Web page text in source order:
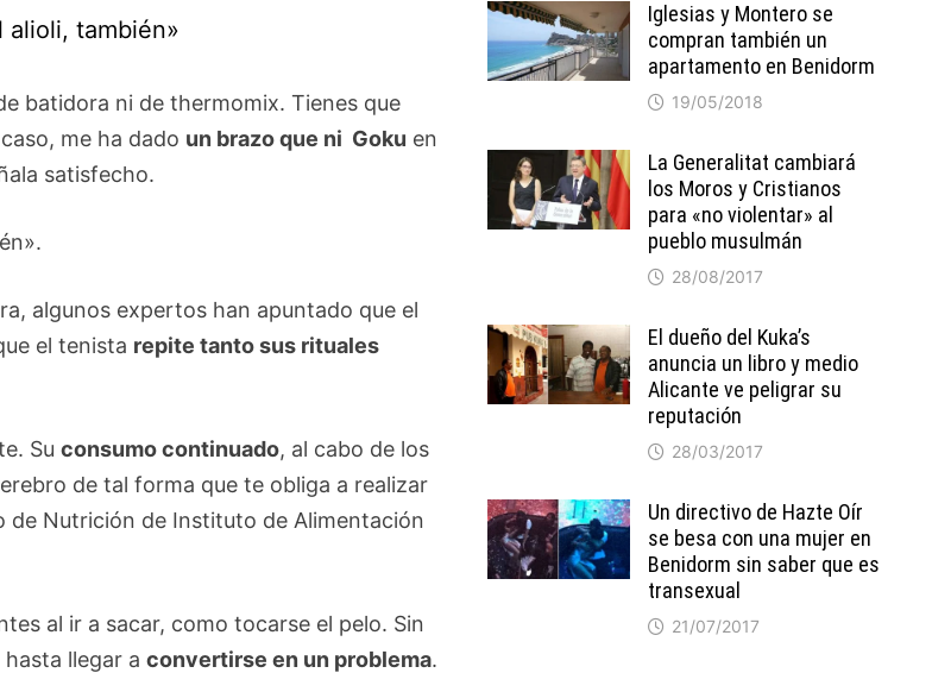
alioli, también»
batidora ni de thermomix. Tienes que
me ha dado un brazo que ni Goku en
satisfecho.
algunos expertos han apuntado que el
el tenista repite tanto sus rituales
Suconsumo continuado, al cabo de los
de tal forma que te obliga a realizar
de Nutrición de Instituto de Alimentación
al ir a sacar, como tocarse el pelo. Sin
hasta llegar aconvertirse en un problema.
Iglesias y Montero se
compran también un
apartamento en Benidorm
19/05/2018
La Generalitat cambiará
los Moros y Cristianos
para «no violentar» al
pueblo musulmán
28/08/2017
El dueño del Kuka’s
anuncia un libro y medio
Alicante ve peligrar su
reputación
28/03/2017
Un directivo de Hazte Oír
se besa con una mujer en
Benidorm sin saber que es
transexual
21/07/2017